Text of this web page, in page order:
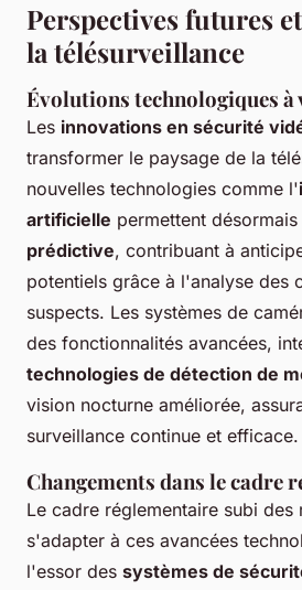
Perspectives futures
la télésurveillance
Évolutions technologiques à
Les innovations en sécurité
transformer le paysage de la
nouvelles technologies comme l'
artificielle permettent désormais
prédictive, contribuant à
potentiels grâce à l'analyse des
suspects. Les systèmes de
des fonctionnalités avancées,
technologies de détection de
vision nocturne améliorée,
surveillance continue et efficace.
Changements dans le cadre
Le cadre réglementaire subi des
s'adapter à ces avancées
l'essor des systèmes de